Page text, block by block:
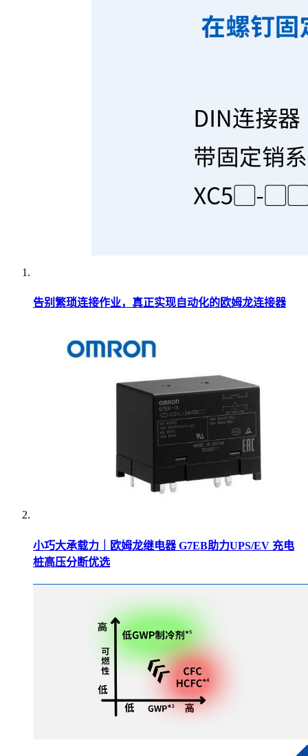
告别繁琐连接作业，真正实现自动化的欧姆龙连接器
小巧大承载力｜欧姆龙继电器 G7EB助力UPS/EV 充电
桩高压分断优选